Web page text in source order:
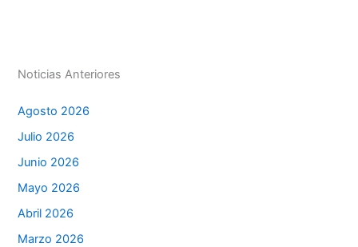
Noticias Anteriores
Agosto 2026
Julio 2026
Junio 2026
Mayo 2026
Abril 2026
Marzo 2026